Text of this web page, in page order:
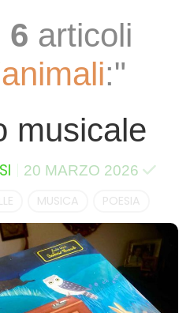
6 articoli
:"
musicale
20 MARZO 2026
MUSICA POESIA